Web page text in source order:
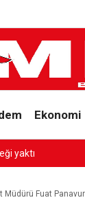
Ekonomi
Müdürü Fuat